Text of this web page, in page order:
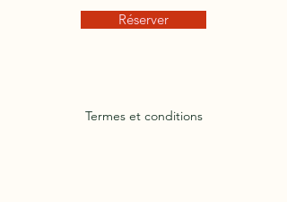
Réserver
Termes et conditions